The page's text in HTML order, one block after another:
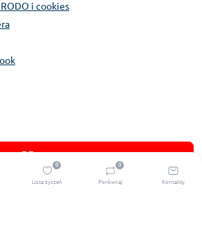
Lista życzeń
0
Porównaj
0
Kontakty
i cookies